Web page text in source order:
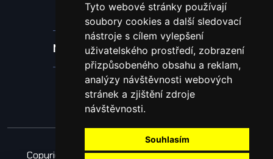
Tyto webové stránky používají
soubory cookies a další sledovací
nástroje s cílem vylepšení
uživatelského prostředí, zobrazení
přizpůsobeného obsahu a reklam,
analýzy návštěvnosti webových
stránek a zjištění zdroje
návštěvnosti.
Souhlasím
Spotřební materiál a nástroje
Náhradní díly pro vodní paprsek
Laserové svařování
Copyright © 2026 Všechna práva vyhrazena